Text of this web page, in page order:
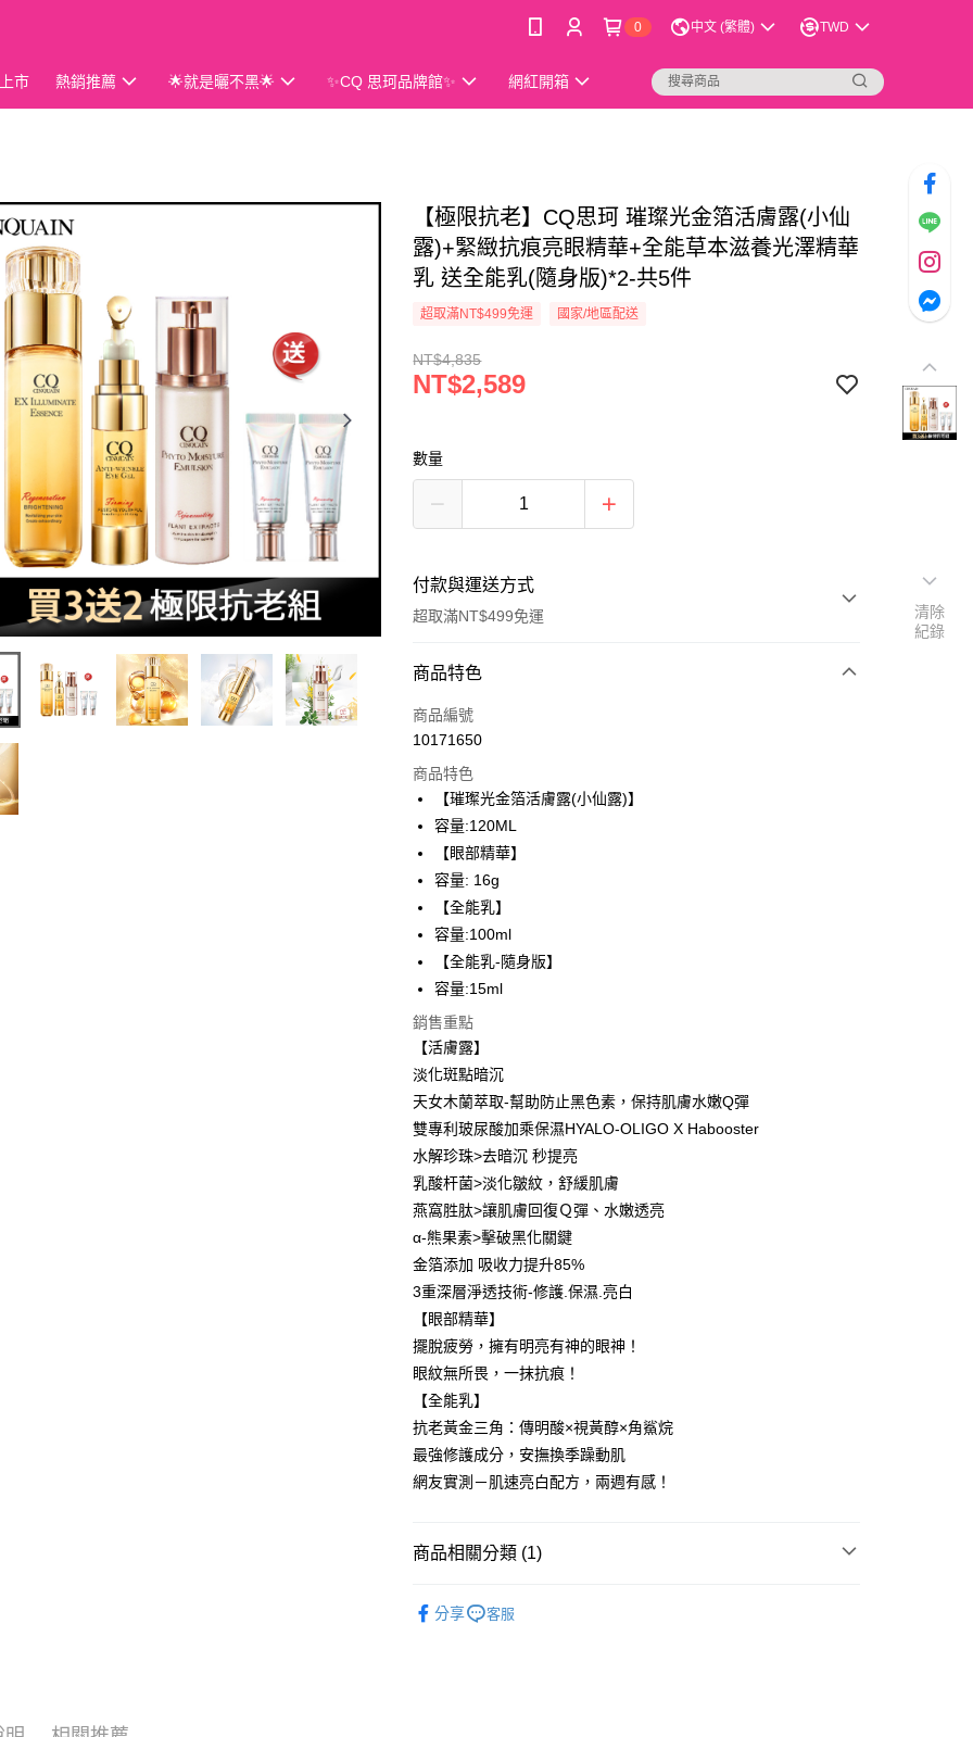
0 中文 (繁體) TWD
市 熱銷推薦 🌟就是曬不黑🌟 ✨CQ 思珂品牌館✨ 網紅開箱
【極限抗老】CQ思珂 璀璨光金箔活膚露(小仙
露)+緊緻抗痕亮眼精華+全能草本滋養光澤精華
乳 送全能乳(隨身版)*2-共5件
超取滿NT$499免運 國家/地區配送
NT$4,835
NT$2,589
數量
付款與運送方式
超取滿NT$499免運
付款方式
信用卡一次付款
LINE Pay
Apple Pay
街口支付
悠遊付
ATM付款
運送方式
全家取貨付款
每筆NT$85，滿NT$499(含以上)免運費
付款後全家取貨
每筆NT$85，滿NT$499(含以上)免運費
7-11取貨付款
每筆NT$85，滿NT$499(含以上)免運費
付款後7-11取貨
每筆NT$85，滿NT$499(含以上)免運費
宅配
每筆NT$85，滿NT$499(含以上)免運費
國家/地區配送
商品特色
商品編號
10171650
商品特色
【璀璨光金箔活膚露(小仙露)】
容量:120ML
【眼部精華】
容量: 16g
【全能乳】
容量:100ml
【全能乳-隨身版】
容量:15ml
銷售重點
【活膚露】
淡化斑點暗沉
天女木蘭萃取-幫助防止黑色素，保持肌膚水嫩Q彈
雙專利玻尿酸加乘保濕HYALO-OLIGO X Habooster
水解珍珠>去暗沉 秒提亮
乳酸杆菌>淡化皺紋，舒緩肌膚
燕窩胜肽>讓肌膚回復Ｑ彈、水嫩透亮
α-熊果素>擊破黑化關鍵
金箔添加 吸收力提升85%
3重深層淨透技術-修護.保濕.亮白
【眼部精華】
擺脫疲勞，擁有明亮有神的眼神！
眼紋無所畏，一抹抗痕！
【全能乳】
抗老黃金三角：傳明酸×視黃醇×角鯊烷
最強修護成分，安撫換季躁動肌
網友實測－肌速亮白配方，兩週有感！
商品相關分類 (1)
分享
客服
清除
紀錄